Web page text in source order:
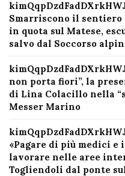
Smarriscono il sentiero
in quota sul Matese,
salvo dal Soccorso
non porta fiori”, la
di Lina Colacillo nella
Messer Marino
«Pagare di più medici
lavorare nelle aree
Togliendoli dal ponte